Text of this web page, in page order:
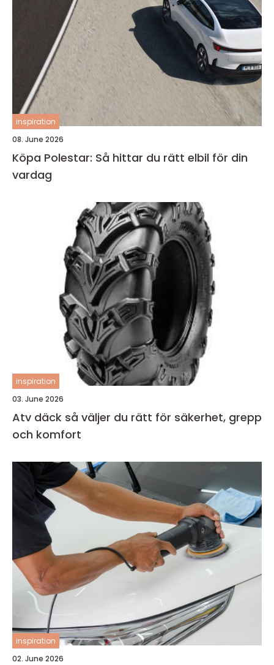
inspiration
08. June 2026
Köpa Polestar: Så hittar du rätt elbil för din
vardag
inspiration
03. June 2026
Atv däck så väljer du rätt för säkerhet, grepp
och komfort
inspiration
02. June 2026